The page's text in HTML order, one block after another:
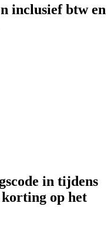
inclusief btw en
in tijdens
op het